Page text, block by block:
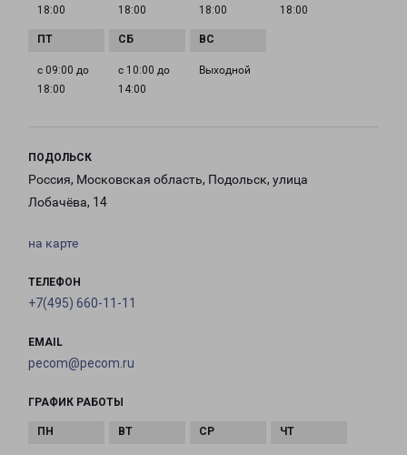
18:00
18:00
18:00
18:00
с 09:00 до
18:00
с 10:00 до
14:00
Выходной
ПОДОЛЬСК
Россия, Московская область, Подольск, улица
Лобачёва, 14
на карте
ТЕЛЕФОН
+7(495) 660-11-11
EMAIL
pecom@pecom.ru
ГРАФИК РАБОТЫ